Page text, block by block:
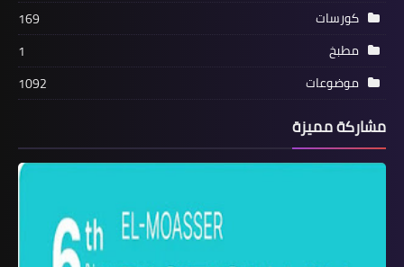
كورسات
169
مطبخ
1
موضوعات
1092
مشاركة مميزة